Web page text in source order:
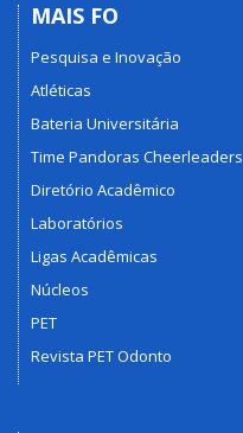
MAIS FO
Pesquisa e Inovação
Atléticas
Bateria Universitária
Time Pandoras Cheerleaders
Diretório Acadêmico
Laboratórios
Ligas Acadêmicas
Núcleos
PET
Revista PET Odonto